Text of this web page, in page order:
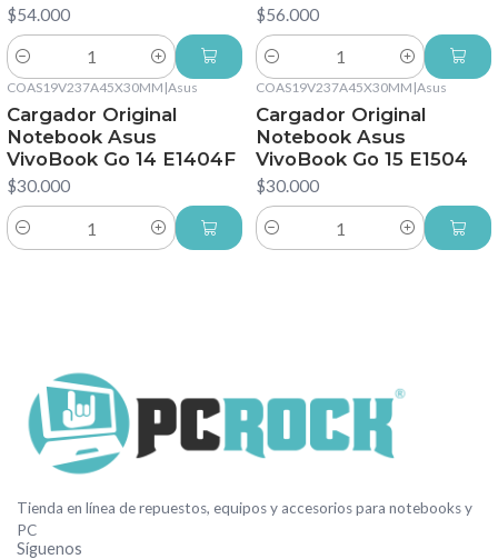
$54.000
Cantidad
$56.000
Cantidad
COAS19V237A45X30MM |Asus
Cargador Original
Notebook Asus
VivoBook Go 14 E1404F
$30.000
Cantidad
COAS19V237A45X30MM |Asus
Cargador Original
Notebook Asus
VivoBook Go 15 E1504
$30.000
Cantidad
Tienda en línea de repuestos, equipos y accesorios para notebooks y
PC
Síguenos